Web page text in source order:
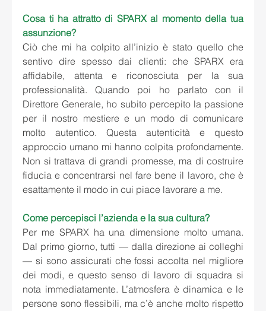
Cosa ti ha attratto di SPARX al momento della tua
assunzione?
Ciò che mi ha colpito all’inizio è stato quello che
sentivo dire spesso dai clienti: che SPARX era
affidabile, attenta e riconosciuta per la sua
professionalità. Quando poi ho parlato con il
Direttore Generale, ho subito percepito la passione
per il nostro mestiere e un modo di comunicare
molto autentico. Questa autenticità e questo
approccio umano mi hanno colpita profondamente.
Non si trattava di grandi promesse, ma di costruire
fiducia e concentrarsi nel fare bene il lavoro, che è
esattamente il modo in cui piace lavorare a me.
Come percepisci l’azienda e la sua cultura?
Per me SPARX ha una dimensione molto umana.
Dal primo giorno, tutti — dalla direzione ai colleghi
— si sono assicurati che fossi accolta nel migliore
dei modi, e questo senso di lavoro di squadra si
nota immediatamente. L’atmosfera è dinamica e le
persone sono flessibili, ma c’è anche molto rispetto